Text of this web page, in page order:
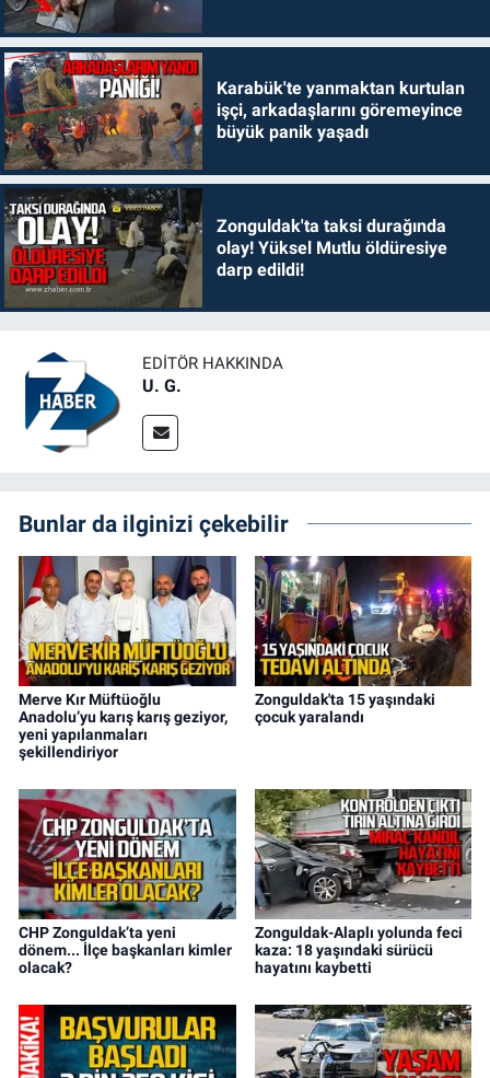
Karabük'te yanmaktan kurtulan
işçi, arkadaşlarını göremeyince
büyük panik yaşadı
Zonguldak'ta taksi durağında
olay! Yüksel Mutlu öldüresiye
darp edildi!
EDITÖR HAKKINDA
U. G.
Bunlar da ilginizi çekebilir
Merve Kır Müftüoğlu
Anadolu’yu karış karış geziyor,
yeni yapılanmaları
şekillendiriyor
Zonguldak'ta 15 yaşındaki
çocuk yaralandı
CHP Zonguldak’ta yeni
dönem... İlçe başkanları kimler
olacak?
Zonguldak-Alaplı yolunda feci
kaza: 18 yaşındaki sürücü
hayatını kaybetti